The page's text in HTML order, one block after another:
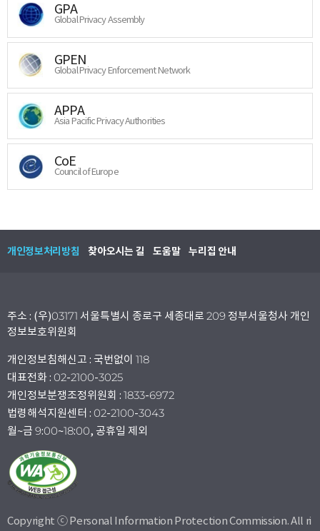
GPA
Global Privacy Assembly
GPEN
Global Privacy Enforcement Network
APPA
Asia Pacific Privacy Authorities
CoE
Council of Europe
개인정보처리방침 찾아오시는 길 도움말 누리집 안내
주소 : (우)03171 서울특별시 종로구 세종대로 209 정부서울청사 개인
정보보호위원회
개인정보침해신고 : 국번없이 118
대표전화 : 02-2100-3025
개인정보분쟁조정위원회 : 1833-6972
법령해석지원센터 : 02-2100-3043
월~금 9:00~18:00, 공휴일 제외
Copyright ⓒ Personal Information Protection Commission. All ri